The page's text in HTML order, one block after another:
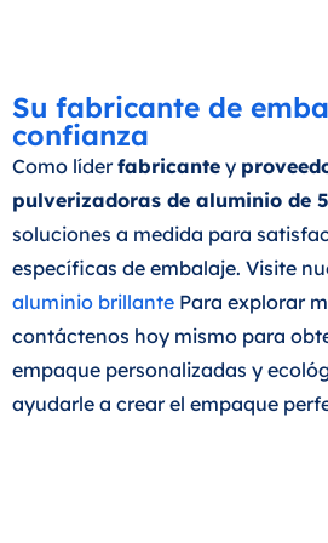
Su fabricante de
confianza
Como líderfabricante y
pulverizadoras de aluminio de
soluciones a medida para
específicas de embalaje. Visite
aluminio brillante Para explorar
contáctenos hoy mismo para
empaque personalizadas y
ayudarle a crear el empaque